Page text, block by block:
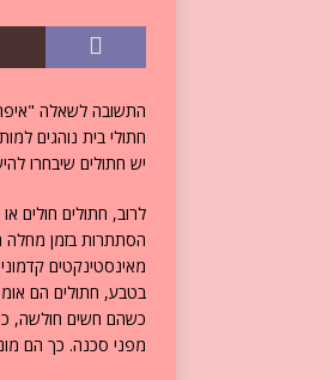
התשובה לשאלה
חתולי בית נוהגים
יש חתולים שיבחרו
לרוב, חתולים חולים
הסתתרות בזמן מחלה
מאינסטינקטים
בטבע, חתולים הם
כשהם חשים חולשה,
מפני סכנה. כך הם